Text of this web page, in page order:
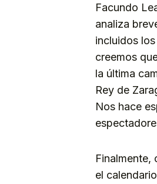
Facundo
analiza
incluidos
creemos
la última
Rey de
Nos hace
Finalmente,
el